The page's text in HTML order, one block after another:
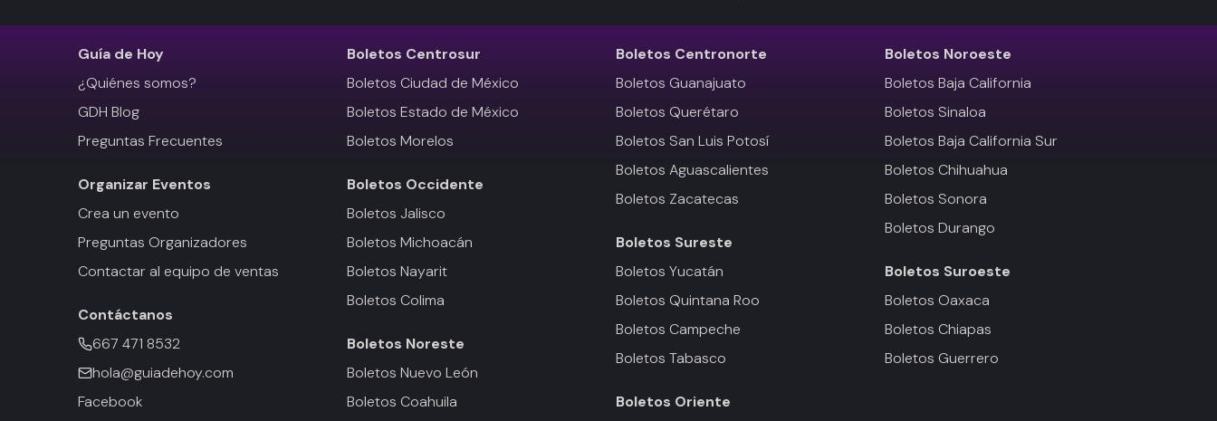
Guía de Hoy
¿Quiénes somos?
GDH Blog
Preguntas Frecuentes
Organizar Eventos
Crea un evento
Preguntas Organizadores
Contactar al equipo de ventas
Contáctanos
667 471 8532
hola@guiadehoy.com
Facebook
Boletos Centrosur
Boletos Ciudad de México
Boletos Estado de México
Boletos Morelos
Boletos Occidente
Boletos Jalisco
Boletos Michoacán
Boletos Nayarit
Boletos Colima
Boletos Noreste
Boletos Nuevo León
Boletos Coahuila
Boletos Centronorte
Boletos Guanajuato
Boletos Querétaro
Boletos San Luis Potosí
Boletos Aguascalientes
Boletos Zacatecas
Boletos Sureste
Boletos Yucatán
Boletos Quintana Roo
Boletos Campeche
Boletos Tabasco
Boletos Oriente
Boletos Noroeste
Boletos Baja California
Boletos Sinaloa
Boletos Baja California Sur
Boletos Chihuahua
Boletos Sonora
Boletos Durango
Boletos Suroeste
Boletos Oaxaca
Boletos Chiapas
Boletos Guerrero